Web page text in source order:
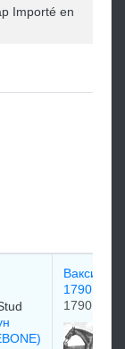
Importé en
Вакси
1790
1790